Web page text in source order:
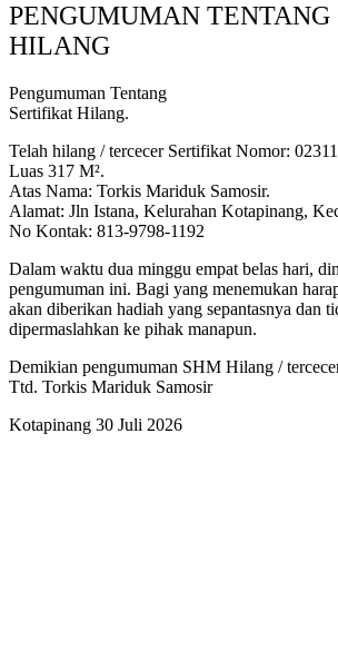
PENGUMUMAN TENTANG
HILANG
Pengumuman Tentang
Sertifikat Hilang.
Telah hilang / tercecer Sertifikat Nomor:
Luas 317 M².
Atas Nama: Torkis Mariduk Samosir.
Alamat: Jln Istana, Kelurahan Kotapinang,
No Kontak: 813-9798-1192
Dalam waktu dua minggu empat belas hari,
pengumuman ini. Bagi yang menemukan
akan diberikan hadiah yang sepantasnya dan
dipermaslahkan ke pihak manapun.
Demikian pengumuman SHM Hilang /
Ttd. Torkis Mariduk Samosir
Kotapinang 30 Juli 2026